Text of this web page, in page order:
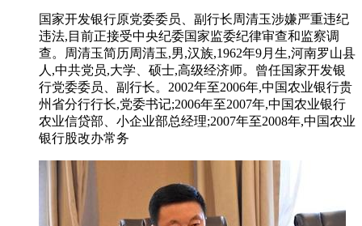
国家开发银行原党委委员、副行长周清玉涉嫌严重违纪
违法,目前正接受中央纪委国家监委纪律审查和监察调
查。周清玉简历周清玉,男,汉族,1962年9月生,河南罗山县
人,中共党员,大学、硕士,高级经济师。曾任国家开发银
行党委委员、副行长。2002年至2006年,中国农业银行贵
州省分行行长,党委书记;2006年至2007年,中国农业银行
农业信贷部、小企业部总经理;2007年至2008年,中国农业
银行股改办常务